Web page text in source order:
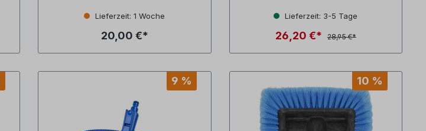
Lieferzeit: 1 Woche
20,00 €*
Lieferzeit: 3-5 Tage
26,20 €* 28,95 €*
9 % 10 %